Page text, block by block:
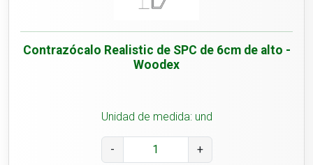
Contrazócalo Realistic de SPC de 6cm de alto -
Woodex
Unidad de medida: und
- +